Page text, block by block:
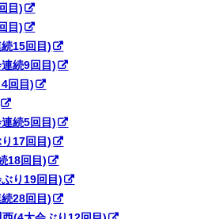
目)
目)
15回目)
続9回目)
回目)
続5回目)
17回目)
18回目)
り19回目)
28回目)